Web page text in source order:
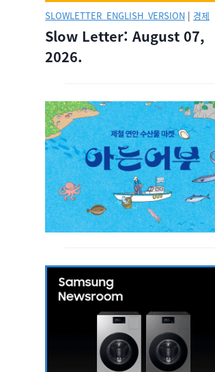
SLOWLETTER_ENGLISH_VERSION | 경제
Slow Letter: August 07,
2026.